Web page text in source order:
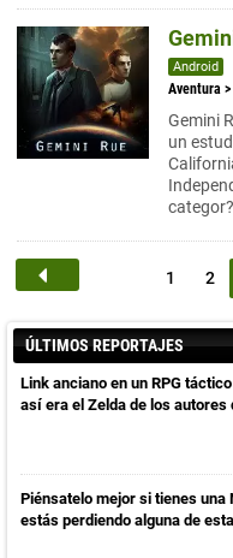
Android
Aventura >
Gemini
un
1 2
ÚLTIMOS REPORTAJES
Link anciano en un RPG
así era el Zelda de los autores
Piénsatelo mejor si tienes una
estás perdiendo alguna de